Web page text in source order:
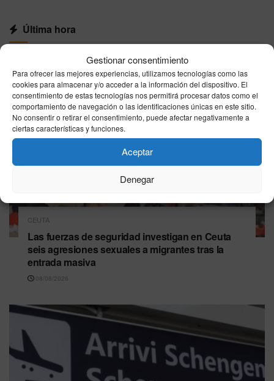
Gestionar consentimiento
Para ofrecer las mejores experiencias, utilizamos tecnologías como las
cookies para almacenar y/o acceder a la información del dispositivo. El
consentimiento de estas tecnologías nos permitirá procesar datos como el
comportamiento de navegación o las identificaciones únicas en este sitio.
No consentir o retirar el consentimiento, puede afectar negativamente a
ciertas características y funciones.
Aceptar
Denegar
Última hora
CEUTA
Las fuerzas de seguridad investigan en Ceuta
seis agresiones sexuales a migrantes tras la
entrada masiva
08/08/2026